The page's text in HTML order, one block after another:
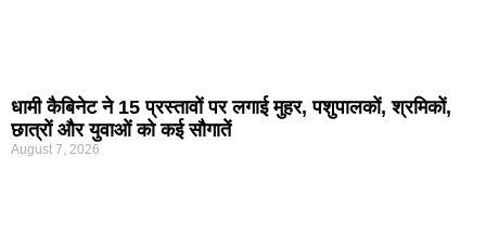
धामी कैबिनेट ने 15 प्रस्तावों पर लगाई मुहर, पशुपालकों, श्रमिकों,
छात्रों और युवाओं को कई सौगातें
August 7, 2026